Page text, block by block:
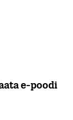
e-poodi